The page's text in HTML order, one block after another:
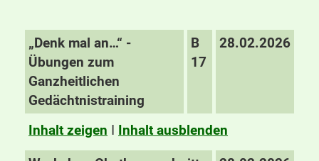
„Denk mal an…“ -
Übungen zum
Ganzheitlichen
Gedächtnistraining
B
17
28.02.2026
Inhalt zeigen I Inhalt ausblenden